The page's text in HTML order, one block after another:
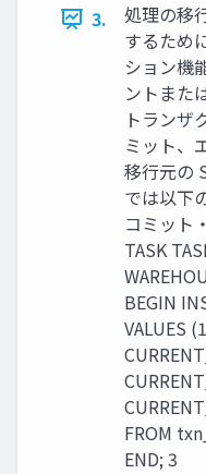
3.
処理の移
するため
ション機
ントまた
トランザ
ミット、
移行元の
では以下
コミット
TASK
BEGIN
VALUES
FROM
END; 3